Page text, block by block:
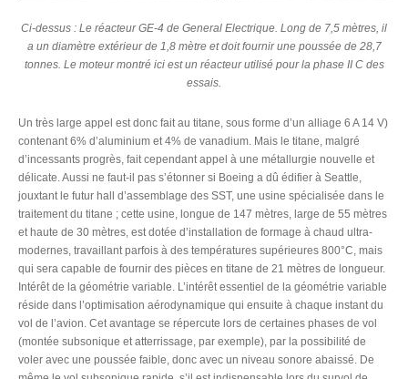
Ci-dessus : Le réacteur GE-4 de General Electrique. Long de 7,5 mètres, il
a un diamètre extérieur de 1,8 mètre et doit fournir une poussée de 28,7
tonnes. Le moteur montré ici est un réacteur utilisé pour la phase II C des
essais.
Un très large appel est donc fait au titane, sous forme d’un alliage 6 A 14 V)
contenant 6% d’aluminium et 4% de vanadium. Mais le titane, malgré
d’incessants progrès, fait cependant appel à une métallurgie nouvelle et
délicate. Aussi ne faut-il pas s’étonner si Boeing a dû édifier à Seattle,
jouxtant le futur hall d’assemblage des SST, une usine spécialisée dans le
traitement du titane ; cette usine, longue de 147 mètres, large de 55 mètres
et haute de 30 mètres, est dotée d’installation de formage à chaud ultra-
modernes, travaillant parfois à des températures supérieures 800°C, mais
qui sera capable de fournir des pièces en titane de 21 mètres de longueur.
Intérêt de la géométrie variable. L’intérêt essentiel de la géométrie variable
réside dans l’optimisation aérodynamique qui ensuite à chaque instant du
vol de l’avion. Cet avantage se répercute lors de certaines phases de vol
(montée subsonique et atterrissage, par exemple), par la possibilité de
voler avec une poussée faible, donc avec un niveau sonore abaissé. De